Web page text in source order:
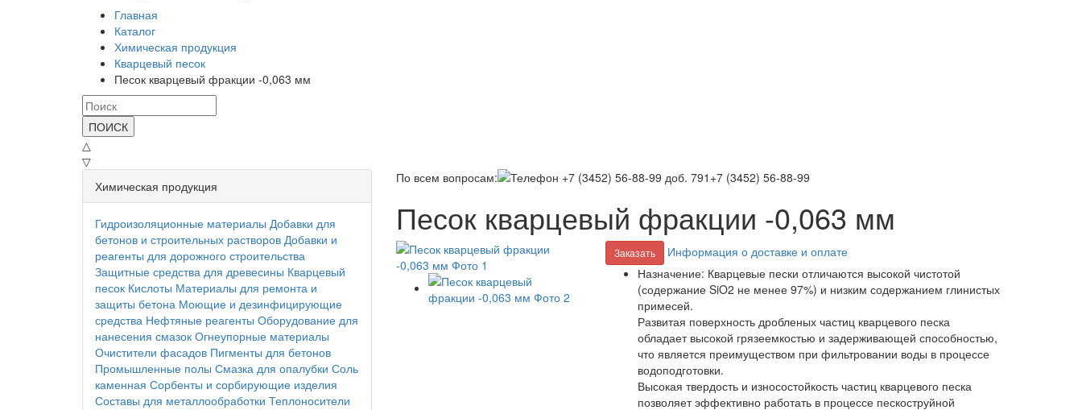
Главная
Каталог
Химическая продукция
Кварцевый песок
Песок кварцевый фракции -0,063 мм
ПОИСК
△
▽
Химическая продукция
Гидроизоляционные материалы Добавки для
бетонов и строительных растворов Добавки и
реагенты для дорожного строительства
Защитные средства для древесины Кварцевый
песок Кислоты Материалы для ремонта и
защиты бетона Моющие и дезинфицирующие
средства Нефтяные реагенты Оборудование для
нанесения смазок Огнеупорные материалы
Очистители фасадов Пигменты для бетонов
Промышленные полы Смазка для опалубки Соль
каменная Сорбенты и сорбирующие изделия
Составы для металлообработки Теплоносители
По всем вопросам: +7 (3452) 56-88-99
Песок кварцевый фракции -0,063 мм
Заказать
Информация о доставке и оплате
Назначение: Кварцевые пески отличаются высокой чистотой
(содержание SiO2 не менее 97%) и низким содержанием глинистых
примесей.
Развитая поверхность дробленых частиц кварцевого песка
обладает высокой грязеемкостью и задерживающей способностью,
что является преимуществом при фильтровании воды в процессе
водоподготовки.
Высокая твердость и износостойкость частиц кварцевого песка
позволяет эффективно работать в процессе пескоструйной